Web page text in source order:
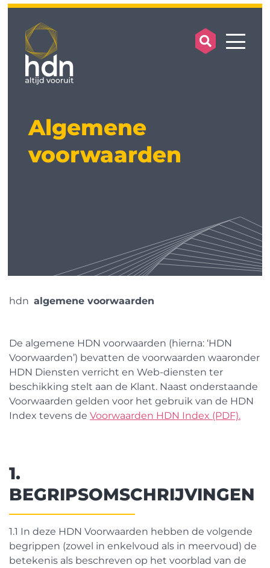
search
Algemene
voorwaarden
hdn algemene voorwaarden
De algemene HDN voorwaarden (hierna: ‘HDN
Voorwaarden’) bevatten de voorwaarden waaronder
HDN Diensten verricht en Web-diensten ter
beschikking stelt aan de Klant. Naast onderstaande
Voorwaarden gelden voor het gebruik van de HDN
Index tevens de Voorwaarden HDN Index (PDF).
1.
BEGRIPSOMSCHRIJVINGEN
1.1 In deze HDN Voorwaarden hebben de volgende
begrippen (zowel in enkelvoud als in meervoud) de
betekenis als beschreven op het voorblad van de